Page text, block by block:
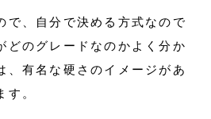
で、自分で決める方式なので
どのグレードなのかよく分か
、有名な硬さのイメージがあ
。